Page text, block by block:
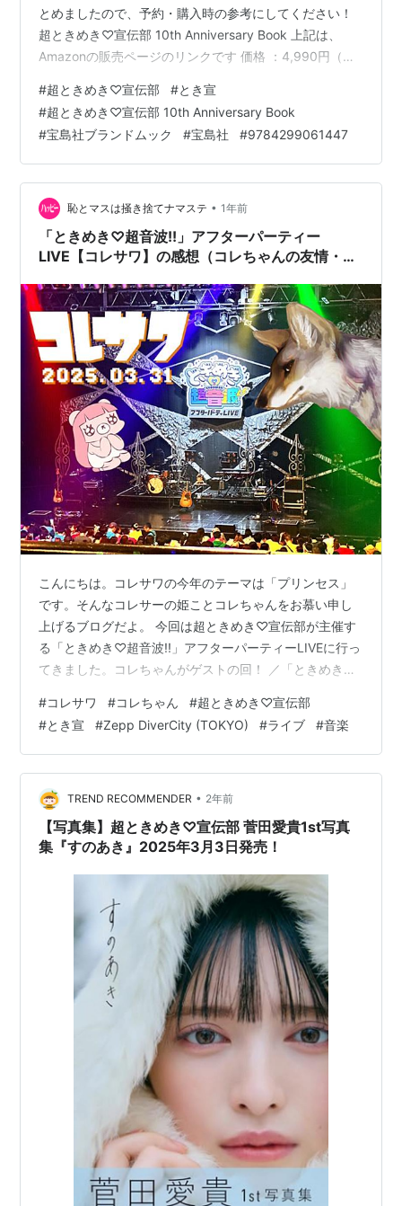
とめましたので、予約・購入時の参考にしてください！
超ときめき♡宣伝部 10th Anniversary Book 上記は、
Amazonの販売ページのリンクです 価格 ：4,990円（税
ド：9784299061447 Amazon e-hon HMV&BOOKS
online 紀伊國屋書店ウェブストア セブンネットショッピ
ング 宝島CHANNEL【イベント抽選用】(税込9,980円)
宝島CHANNEL …
#超ときめき♡宣伝部 #とき宣
#超ときめき♡宣伝部 10th Anniversary Book
#宝島社ブランドムック #宝島社 #9784299061447
恥とマスは掻き捨てナマステ • 1年前
「ときめき♡超音波!!」アフターパーティー
LIVE【コレサワ】の感想（コレちゃんの友情・努
こんにちは。コレサワの今年のテーマは「プリンセス」
です。そんなコレサーの姫ことコレちゃんをお慕い申し
上げるブログだよ。 今回は超ときめき♡宣伝部が主催す
る「ときめき♡超音波!!」アフターパーティーLIVEに行っ
てきました。コレちゃんがゲストの回！ ／「ときめき♡
いました!! 🙌🏻＼久しぶりのLOVEイヤイヤ期衣装👗💕ゲ
ストアーティストの#コレサワ さんと📸💟これからも末
長くよろしくお願いします🫶🏻💞✨#ときめき超音波 #超
とき宣 pic.twitter.com/WGskTs0qGf — 超ときめき♡宣
伝部 (@sendenbu_staf…
#コレサワ #コレちゃん #超ときめき♡宣伝部
#とき宣 #Zepp DiverCity (TOKYO) #ライブ #音楽
TREND RECOMMENDER • 2年前
【写真集】超ときめき♡宣伝部 菅田愛貴1st写真
集『すのあき』2025年3月3日発売！